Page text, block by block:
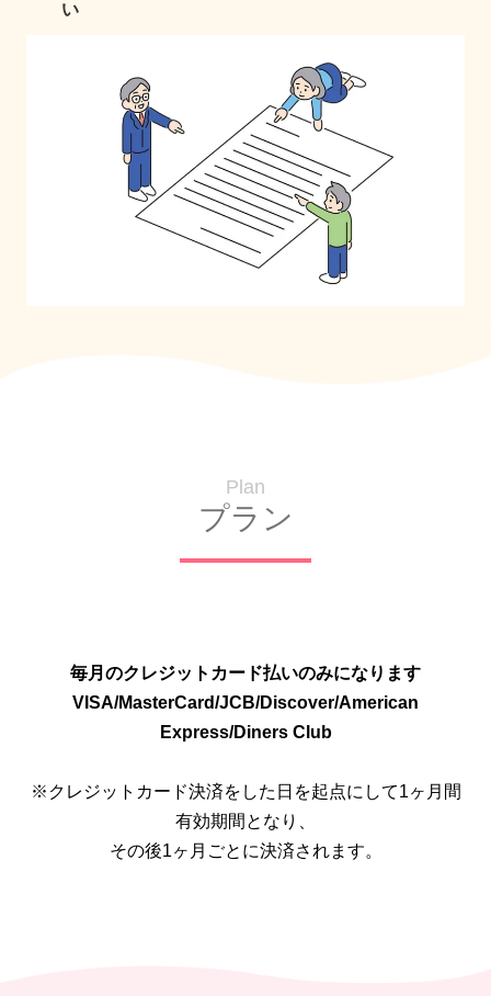
い
Plan
プラン
毎月のクレジットカード払いのみになります
VISA/MasterCard/JCB/Discover/American
Express/Diners Club
※クレジットカード決済をした日を起点にして1ヶ月間
有効期間となり、
その後1ヶ月ごとに決済されます。